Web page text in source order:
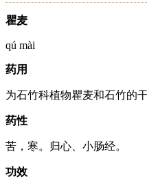
瞿麦
qú mài
药用
为石竹科植物瞿麦和石竹的
药性
苦，寒。归心、小肠经。
功效